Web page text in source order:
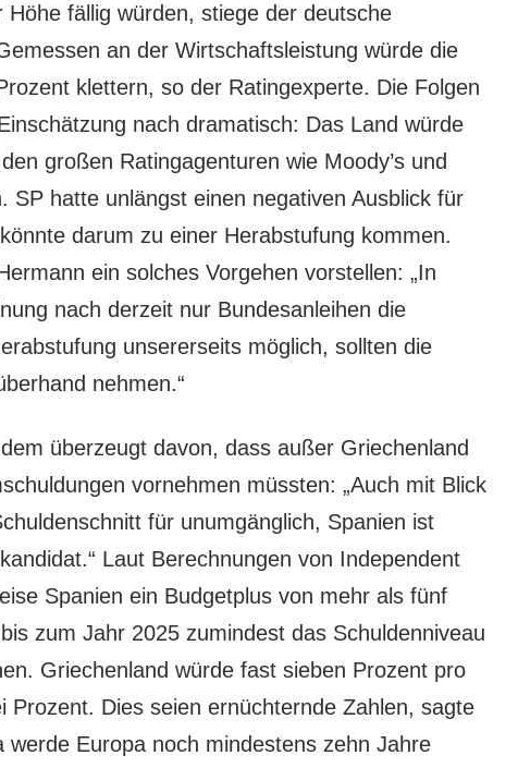
fällig würden, stiege der deutsche
an der Wirtschaftsleistung würde die
klettern, so der Ratingexperte. Die Folgen
nach dramatisch: Das Land würde
großen Ratingagenturen wie Moody’s und
SP hatte unlängst einen negativen Ausblick für
darum zu einer Herabstufung kommen.
ein solches Vorgehen vorstellen: „In
nach derzeit nur Bundesanleihen die
unsererseits möglich, sollten die
nehmen.“
überzeugt davon, dass außer Griechenland
vornehmen müssten: „Auch mit Blick
für unumgänglich, Spanien ist
Laut Berechnungen von Independent
Spanien ein Budgetplus von mehr als fünf
zum Jahr 2025 zumindest das Schuldenniveau
Griechenland würde fast sieben Prozent pro
Prozent. Dies seien ernüchternde Zahlen, sagte
werde Europa noch mindestens zehn Jahre